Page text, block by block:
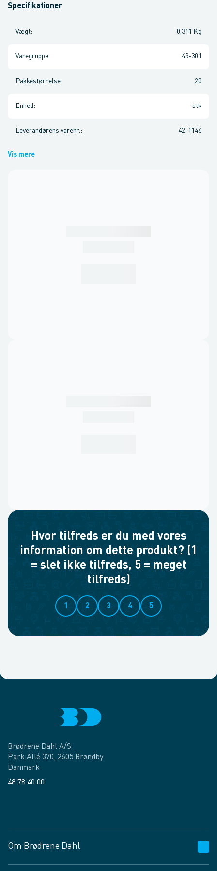
Specifikationer
Vægt: 0,311 Kg
Varegruppe: 43-301
Pakkestørrelse: 20
Enhed : stk
Leverandørens varenr. : 42-1146
Vis mere
Hvor tilfreds er du med vores
information om dette produkt? (1
= slet ikke tilfreds, 5 = meget
tilfreds)
1 2 3 4 5
Brødrene Dahl A/S
Park Allé 370, 2605 Brøndby
Danmark
48 78 40 00
Om Brødrene Dahl